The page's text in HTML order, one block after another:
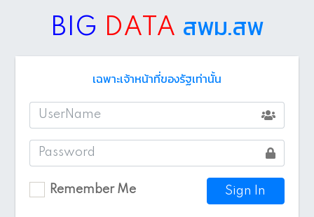
BIG DATA สพม.สพ
เฉพาะเจ้าหน้าที่ของรัฐเท่านั้น
Remember Me Sign In